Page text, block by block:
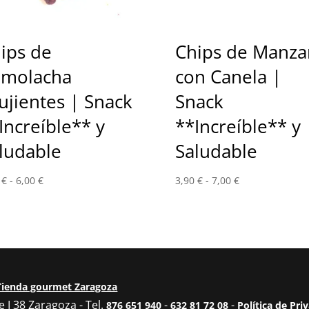
de
| Snack
y
€ - 6,00 €Rango
Chips de
con Canela |
Snack
**Increíble** y
Saludable
3,90 € - 7,00 €Rango
gourmet Zaragoza
I 38 Zaragoza - Tel.876 651 940 -632 81 72 08 - Política de